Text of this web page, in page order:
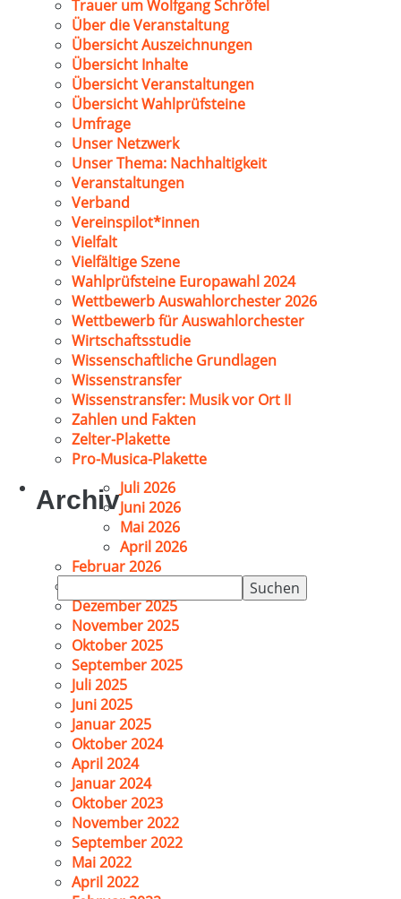
Suchen
nach:
Trauer um Wolfgang Schröfel
Über die Veranstaltung
Übersicht Auszeichnungen
Übersicht Inhalte
Übersicht Veranstaltungen
Übersicht Wahlprüfsteine
Umfrage
Unser Netzwerk
Unser Thema: Nachhaltigkeit
Veranstaltungen
Verband
Vereinspilot*innen
Vielfalt
Vielfältige Szene
Wahlprüfsteine Europawahl 2024
Wettbewerb Auswahlorchester 2026
Wettbewerb für Auswahlorchester
Wirtschaftsstudie
Wissenschaftliche Grundlagen
Wissenstransfer
Wissenstransfer: Musik vor Ort II
Zahlen und Fakten
Zelter-Plakette
Pro-Musica-Plakette
ArchivJuli 2026
Juni 2026
Mai 2026
April 2026
Februar 2026
Dezember 2025
November 2025
Oktober 2025
September 2025
Juli 2025
Juni 2025
Januar 2025
Oktober 2024
April 2024
Januar 2024
Oktober 2023
November 2022
September 2022
Mai 2022
April 2022